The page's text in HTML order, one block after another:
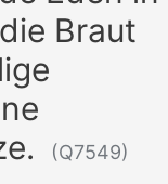
Braut
(Q7549)